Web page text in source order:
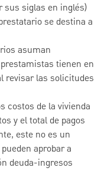
sus siglas en inglés)
se destina a
asuman
tienen en
revisar las solicitudes
costos de la vivienda
y el total de pagos
este no es un
aprobar a
deuda-ingresos